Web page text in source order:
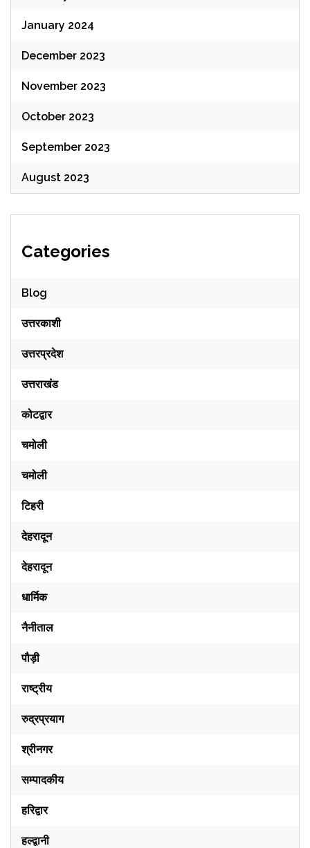
January 2024
December 2023
November 2023
October 2023
September 2023
August 2023
Categories
Blog
उत्तरकाशी
उत्तरप्रदेश
उत्तराखंड
कोटद्वार
चमोली
चमोली
टिहरी
देहरादून
देहरादून
धार्मिक
नैनीताल
पौड़ी
राष्ट्रीय
रुद्रप्रयाग
श्रीनगर
सम्पादकीय
हरिद्वार
हल्द्वानी